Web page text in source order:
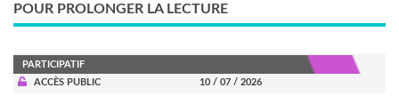
POUR PROLONGER LA LECTURE
PARTICIPATIF
ACCÈS PUBLIC
10 / 07 / 2026